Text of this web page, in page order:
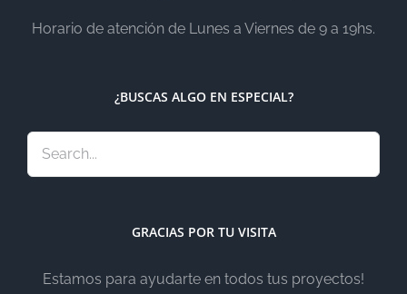
Horario de atención de Lunes a Viernes de 9 a 19hs.
¿BUSCAS ALGO EN ESPECIAL?
GRACIAS POR TU VISITA
Estamos para ayudarte en todos tus proyectos!